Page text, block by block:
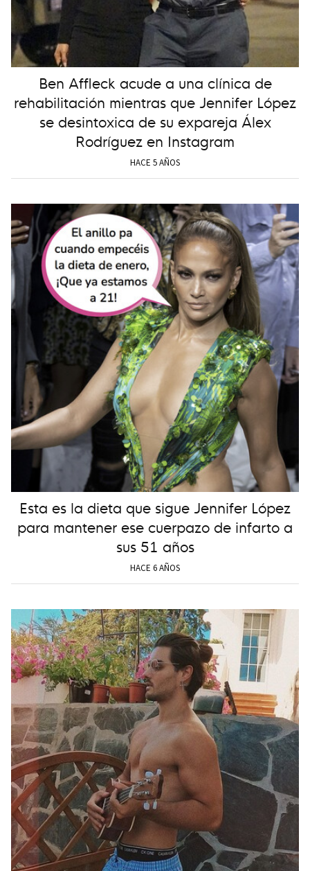
Ben Affleck acude a una clínica de
rehabilitación mientras que Jennifer López
se desintoxica de su expareja Álex
Rodríguez en Instagram
HACE 5 AÑOS
Esta es la dieta que sigue Jennifer López
para mantener ese cuerpazo de infarto a
sus 51 años
HACE 6 AÑOS